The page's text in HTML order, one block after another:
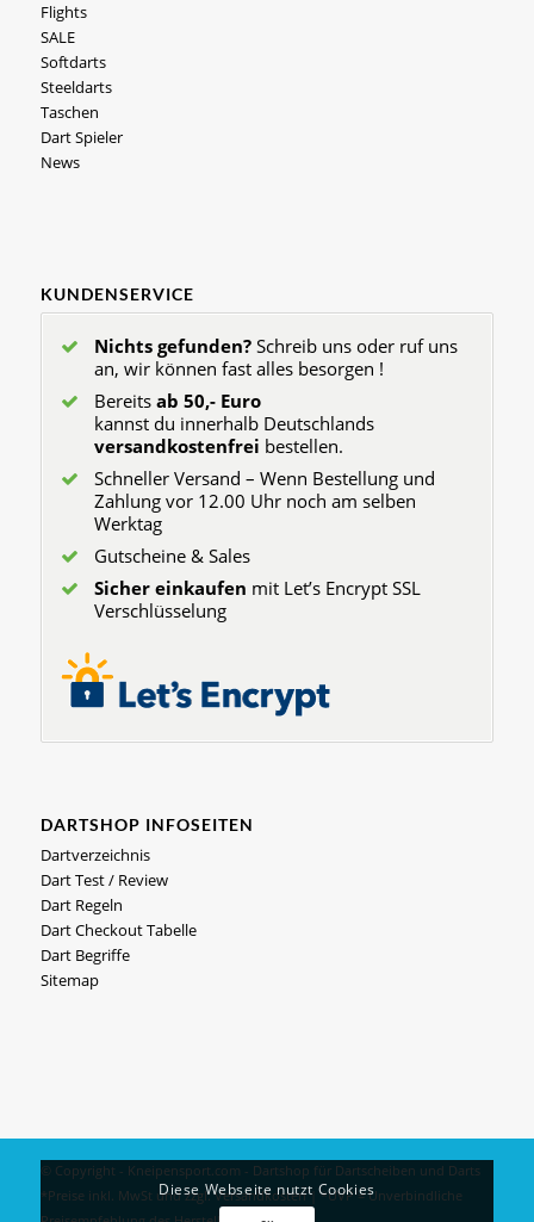
Flights
SALE
Softdarts
Steeldarts
Taschen
Dart Spieler
News
KUNDENSERVICE
Nichts gefunden?Schreib uns oder ruf uns
an, wir können fast alles besorgen !
Bereits ab 50,- Euro
kannst du innerhalb Deutschlands
versandkostenfrei bestellen.
Schneller Versand – Wenn Bestellung und
Zahlung vor 12.00 Uhr noch am selben
Werktag
Gutscheine & Sales
Sicher einkaufen mit Let’s Encrypt SSL
Verschlüsselung
DARTSHOP INFOSEITEN
Dartverzeichnis
Dart Test / Review
Dart Regeln
Dart Checkout Tabelle
Dart Begriffe
Sitemap
© Copyright - Kneipensport.com - Dartshop für Dartscheiben und Darts
*Preise inkl. MwSt und zzgl.Versandkosten| *UVP = Unverbindliche
Diese Webseite nutzt Cookies